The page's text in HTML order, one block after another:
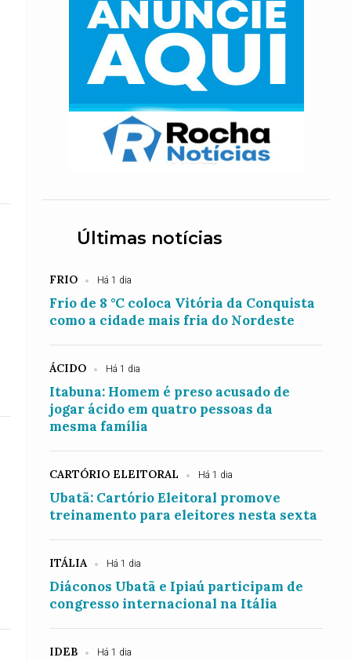
Últimas notícias
FRIO Há 1 dia
Frio de 8 °C coloca Vitória da Conquista
como a cidade mais fria do Nordeste
ÁCIDO Há 1 dia
Itabuna: Homem é preso acusado de
jogar ácido em quatro pessoas da
mesma família
CARTÓRIO ELEITORAL Há 1 dia
Ubatã: Cartório Eleitoral promove
treinamento para eleitores nesta sexta
ITÁLIA Há 1 dia
Diáconos Ubatã e Ipiaú participam de
congresso internacional na Itália
IDEB Há 1 dia